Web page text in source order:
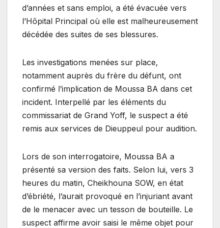
d’années et sans emploi, a été évacuée vers
l’Hôpital Principal où elle est malheureusement
décédée des suites de ses blessures.
Les investigations menées sur place,
notamment auprès du frère du défunt, ont
confirmé l’implication de Moussa BA dans cet
incident. Interpellé par les éléments du
commissariat de Grand Yoff, le suspect a été
remis aux services de Dieuppeul pour audition.
Lors de son interrogatoire, Moussa BA a
présenté sa version des faits. Selon lui, vers 3
heures du matin, Cheikhouna SOW, en état
d’ébriété, l’aurait provoqué en l’injuriant avant
de le menacer avec un tesson de bouteille. Le
suspect affirme avoir saisi le même objet pour